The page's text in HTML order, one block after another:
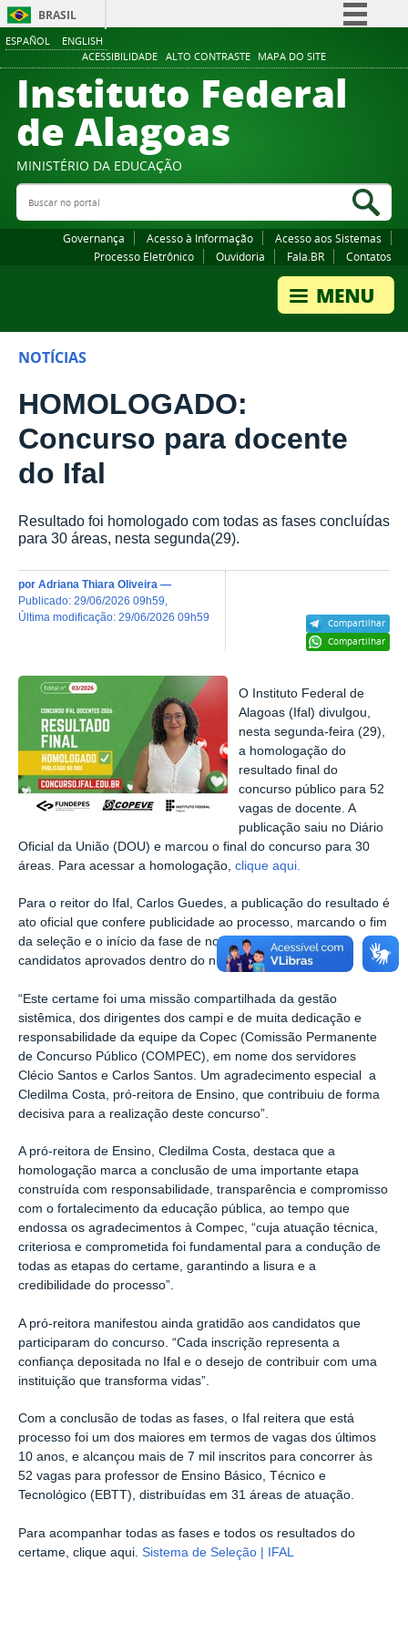
ESPAÑOL ENGLISH
ACESSIBILIDADE ALTO CONTRASTE MAPA DO SITE
BRASIL
Comunica BR
Participe
Canais
Instituto Federal
de Alagoas
MINISTÉRIO DA EDUCAÇÃO
Buscar no portal
Governança Acesso à Informação
Acesso aos Sistemas
Processo Eletrônico
Ouvidoria Fala.BR Contatos
NOTÍCIAS
HOMOLOGADO:
Concurso para docente
do Ifal
Resultado foi homologado com todas as fases concluídas
para 30 áreas, nesta segunda(29).
Compartilhar
Compartilhar
por Adriana Thiara Oliveira —
publicado: 29/06/2026 09h59
última modificação: 29/06/2026 09h59
O Instituto Federal de
Alagoas (Ifal) divulgou,
nesta segunda-feira (29),
a homologação do
resultado final do
concurso público para 52
vagas de docente. A
publicação saiu no Diário
Oficial da União (DOU) e marcou o final do concurso para 30
áreas. Para acessar a homologação, clique aqui.
Para o reitor do Ifal, Carlos Guedes, a publicação do resultado é
ato oficial que confere publicidade ao processo, marcando o fim
da seleção e o início da fase de nomeação e posse dos
candidatos aprovados dentro do número de vagas.
“Este certame foi uma missão compartilhada da gestão
sistêmica, dos dirigentes dos campi e de muita dedicação e
responsabilidade da equipe da Copec (Comissão Permanente
de Concurso Público (COMPEC), em nome dos servidores
Clécio Santos e Carlos Santos. Um agradecimento especial a
Cledilma Costa, pró-reitora de Ensino, que contribuiu de forma
decisiva para a realização deste concurso”.
A pró-reitora de Ensino, Cledilma Costa, destaca que a
homologação marca a conclusão de uma importante etapa
construída com responsabilidade, transparência e compromisso
com o fortalecimento da educação pública, ao tempo que
endossa os agradecimentos à Compec, “cuja atuação técnica,
criteriosa e comprometida foi fundamental para a condução de
todas as etapas do certame, garantindo a lisura e a
credibilidade do processo”.
A pró-reitora manifestou ainda gratidão aos candidatos que
participaram do concurso. “Cada inscrição representa a
confiança depositada no Ifal e o desejo de contribuir com uma
instituição que transforma vidas”.
Com a conclusão de todas as fases, o Ifal reitera que está
processo foi um dos maiores em termos de vagas dos últimos
10 anos, e alcançou mais de 7 mil inscritos para concorrer às
52 vagas para professor de Ensino Básico, Técnico e
Tecnológico (EBTT), distribuídas em 31 áreas de atuação.
Para acompanhar todas as fases e todos os resultados do
certame, clique aqui. Sistema de Seleção | IFAL